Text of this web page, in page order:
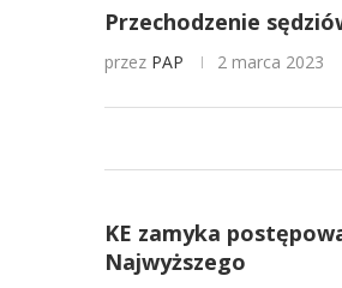
Przechodzenie
przez PAP 2 marca 2023
KE zamyka
Najwyższego